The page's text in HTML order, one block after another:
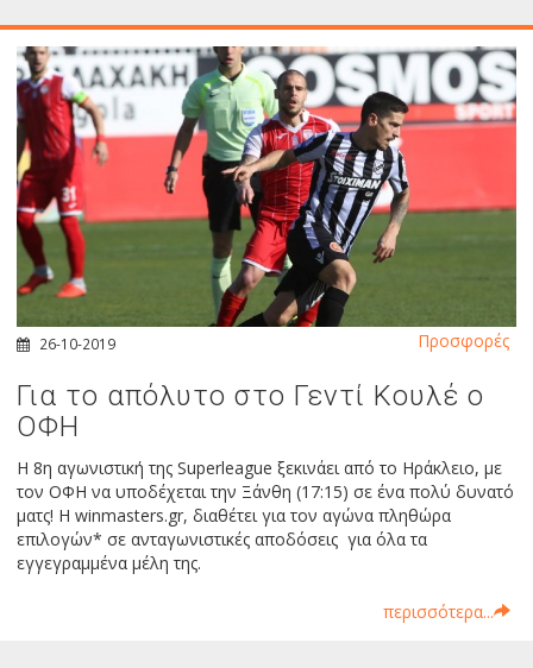
26-10-2019
Για το απόλυτο στο Γεντί Κουλέ ο
ΟΦΗ
Η 8η αγωνιστική της Superleague ξεκινάει από το Ηράκλειο, με
τον ΟΦΗ να υποδέχεται την Ξάνθη (17:15) σε ένα πολύ δυνατό
ματς! Η winmasters.gr, διαθέτει για τον αγώνα πληθώρα
επιλογών* σε ανταγωνιστικές αποδόσεις για όλα τα
εγγεγραμμένα μέλη της.
περισσότερα...
Προσφορές